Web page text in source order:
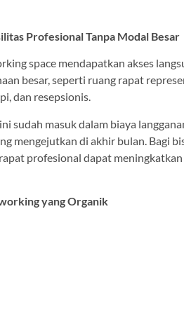
Profesional Tanpa Modal Besar
space mendapatkan akses
besar, seperti ruang rapat
dan resepsionis.
sudah masuk dalam biaya
mengejutkan di akhir bulan. Bagi
profesional dapat
yang Organik